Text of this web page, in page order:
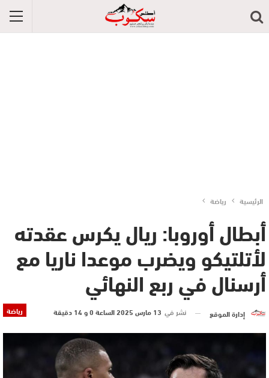
الرئيسية رياضة
أبطال أوروبا: ريال يكرس عقدته
لأتلتيكو ويضرب موعدا ناريا مع
أرسنال في ربع النهائي
رياضة إدارة الموقع نشر في 13 مارس 2025 الساعة 0 و 14 دقيقة